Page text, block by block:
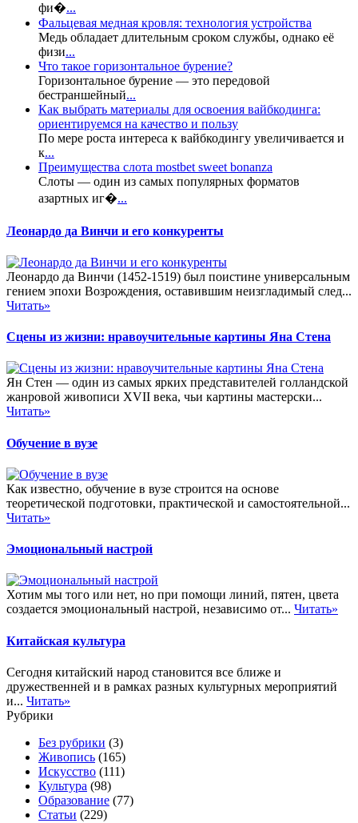
фи�...
Фальцевая медная кровля: технология устройства
Медь обладает длительным сроком службы, однако её
физи...
Что такое горизонтальное бурение?
Горизонтальное бурение — это передовой
бестраншейный...
Как выбрать материалы для освоения вайбкодинга:
ориентируемся на качество и пользу
По мере роста интереса к вайбкодингу увеличивается и
к...
Преимущества слота mostbet sweet bonanza
Слоты — один из самых популярных форматов
азартных иг�...
Леонардо да Винчи и его конкуренты
Леонардо да Винчи (1452-1519) был поистине универсальным
гением эпохи Возрождения, оставившим неизгладимый след...
Читать»
Сцены из жизни: нравоучительные картины Яна Стена
Ян Стен — один из самых ярких представителей голландской
жанровой живописи XVII века, чьи картины мастерски...
Читать»
Обучение в вузе
Как известно, обучение в вузе строится на основе
теоретической подготовки, практической и самостоятельной...
Читать»
Эмоциональный настрой
Хотим мы того или нет, но при помощи линий, пятен, цвета
создается эмоциональный настрой, независимо от... Читать»
Китайская культура
Сегодня китайский народ становится все ближе и
дружественней и в рамках разных культурных мероприятий
и... Читать»
Рубрики
Без рубрики (3)
Живопись (165)
Искусство (111)
Культура (98)
Образование (77)
Статьи (229)